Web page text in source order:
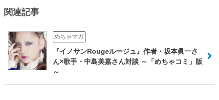
関連記事
めちゃマガ
『イノサンRougeルージュ』作者・坂本眞一さ
ん×歌手・中島美嘉さん対談 ～「めちゃコミ」版
～